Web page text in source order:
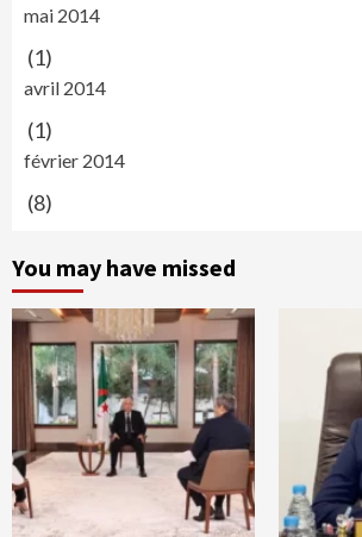
mai 2014
(1)
avril 2014
(1)
février 2014
(8)
You may have missed